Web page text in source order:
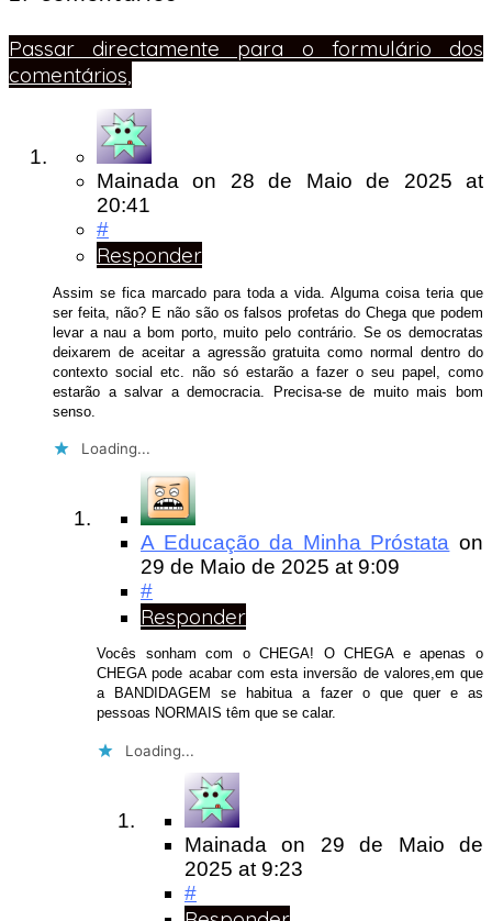
Passar directamente para o formulário dos
comentários,
Mainada on 28 de Maio de 2025at
20:41
#
Responder
Assim se fica marcado para toda a vida. Alguma coisa teria que
ser feita, não? E não são os falsos profetas do Chega que podem
levar a nau a bom porto, muito pelo contrário. Se os democratas
deixarem de aceitar a agressão gratuita como normal dentro do
contexto social etc. não só estarão a fazer o seu papel, como
estarão a salvar a democracia. Precisa-se de muito mais bom
senso.
Loading...
A Educação da Minha Próstata on
29 de Maio de 2025 at 9:09
#
Responder
Vocês sonham com o CHEGA! O CHEGA e apenas o
CHEGA pode acabar com esta inversão de valores,em que
a BANDIDAGEM se habitua a fazer o que quer e as
pessoas NORMAIS têm que se calar.
Loading...
Mainada on 29 de Maio de
2025 at 9:23
#